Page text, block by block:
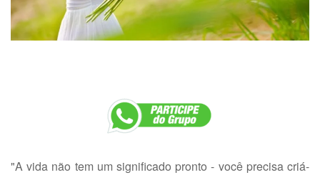
"A vida não tem um significado pronto - você precisa criá-